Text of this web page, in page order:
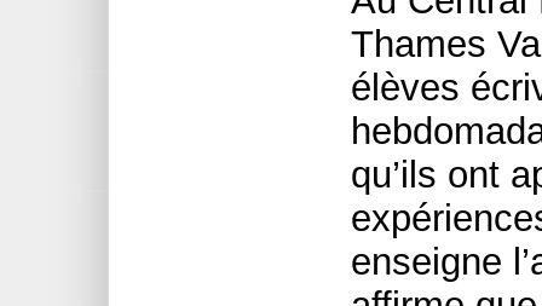
Thames
élèves
qu’ils ont
enseigne